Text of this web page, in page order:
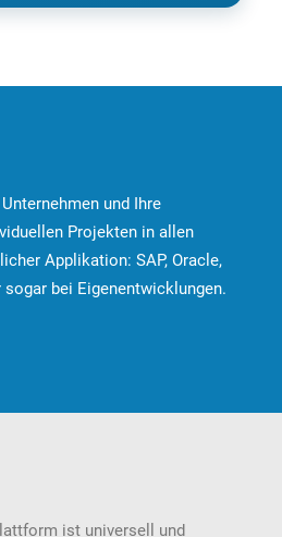
und Ihre
Projekten in allen
Applikation: SAP, Oracle,
sogar bei Eigenentwicklungen.
ist universell und